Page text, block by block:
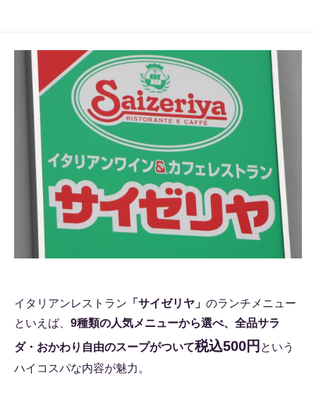
イタリアンレストラン 「サイゼリヤ」 のランチメニュー
といえば、 9種類の人気メニューから選べ、全品サラ
ダ・おかわり自由のスープがついて税込500円 という
ハイコスパな内容が魅力。